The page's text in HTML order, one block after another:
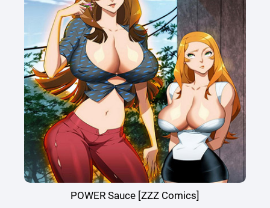
POWER Sauce [ZZZ Comics]